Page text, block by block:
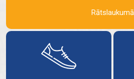
Rātslaukumā